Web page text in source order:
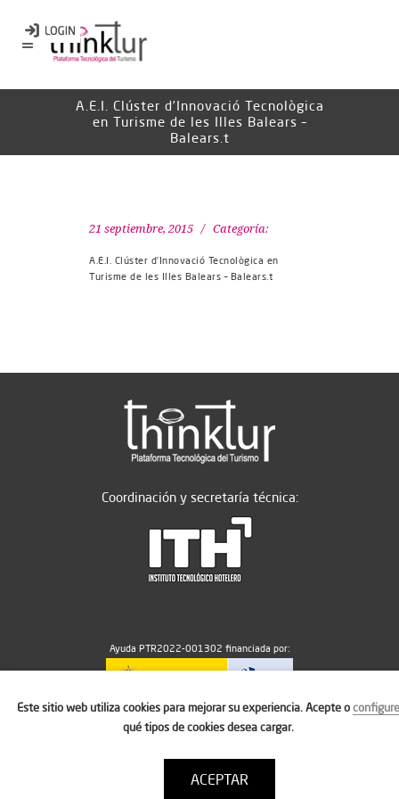
A.E.I. Clúster d’Innovació Tecnològica
en Turisme de les Illes Balears –
Balears.t
21 septiembre, 2015 Categoría:
A.E.I. Clúster d’Innovació Tecnològica en
Turisme de les Illes Balears – Balears.t
Coordinación y secretaría técnica:
Ayuda PTR2022-001302 financiada por:
MICIU/AEI/10.13039/501100011033
Política de cookies
Condiciones de uso
Este sitio web utiliza cookies para mejorar su experiencia. Acepte oconfigure
qué tipos de cookies desea cargar.
ACEPTAR